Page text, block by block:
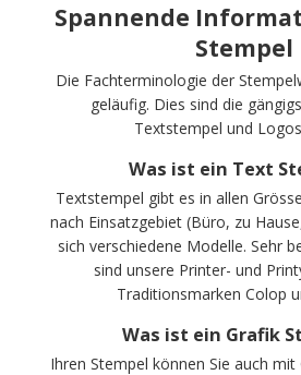
Spannende
Stempel
Die Fachterminologie der
geläufig. Dies sind die
Textstempel und
Was ist ein Text
Textstempel gibt es in allen
nach Einsatzgebiet (Büro, zu
sich verschiedene Modelle. Sehr
sind unsere Printer- und
Traditionsmarken Colop
Was ist ein Grafik
Ihren Stempel können Sie auch